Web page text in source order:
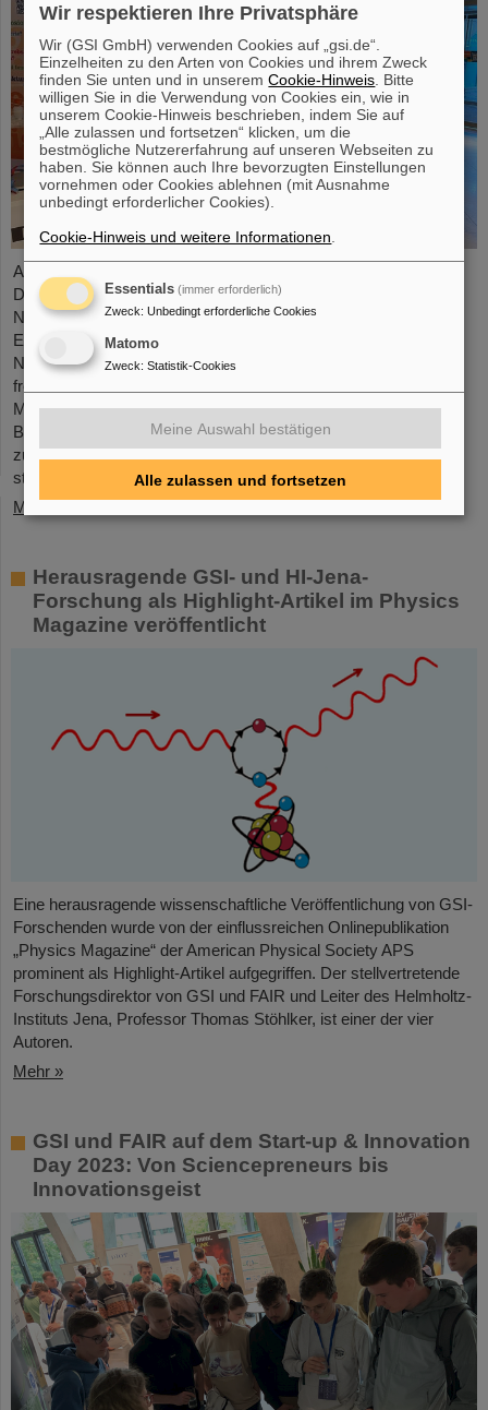
Anlässlich des Geburtsdatums des chemischen Elements
Darmstadtium präsentierten sich GSI/FAIR vom 7. bis 9.
November 2023 mit einem Informationsstand im
Einkaufszentrum Luisencenter im Herzen von Darmstadt. Die
Nachfrage war enorm, der Stand an allen drei Tagen stark
frequentiert. Die großen und kleinen Gäste erwarteten zwei
Mitmach-Experimente, mit denen sich der
Beschleunigungsprozess und auch die Fusion zweier Elemente
zu einem neuen spielerisch erfahren ließen. Mitarbeitende
standen...
Mehr »
Herausragende GSI- und HI-Jena-
Forschung als Highlight-Artikel im Physics
Magazine veröffentlicht
Eine herausragende wissenschaftliche Veröffentlichung von GSI-
Forschenden wurde von der einflussreichen Onlinepublikation
„Physics Magazine“ der American Physical Society APS
prominent als Highlight-Artikel aufgegriffen. Der stellvertretende
Forschungsdirektor von GSI und FAIR und Leiter des Helmholtz-
Instituts Jena, Professor Thomas Stöhlker, ist einer der vier
Autoren.
Mehr »
GSI und FAIR auf dem Start-up & Innovation
Day 2023: Von Sciencepreneurs bis
Innovationsgeist
Wir respektieren Ihre Privatsphäre
Wir (GSI GmbH) verwenden Cookies auf „gsi.de“.
Einzelheiten zu den Arten von Cookies und ihrem Zweck
finden Sie unten und in unseremCookie-Hinweis . Bitte
willigen Sie in die Verwendung von Cookies ein, wie in
unserem Cookie-Hinweis beschrieben, indem Sie auf
„Alle zulassen und fortsetzen“ klicken, um die
bestmögliche Nutzererfahrung auf unseren Webseiten zu
haben. Sie können auch Ihre bevorzugten Einstellungen
vornehmen oder Cookies ablehnen (mit Ausnahme
unbedingt erforderlicher Cookies).
Cookie-Hinweis und weitere Informationen
Essentials (immer erforderlich)
Zweck: Unbedingt erforderliche Cookies
Matomo
Zweck: Statistik-Cookies
Meine Auswahl bestätigen
Alle zulassen und fortsetzen